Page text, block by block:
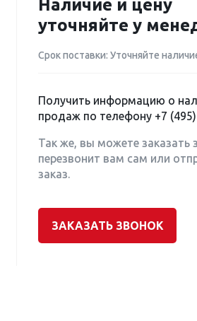
Наличие и цену
уточняйте у
Срок поставки: Уточняйте
Получить информацию о
продаж по телефону +7
Так же, вы можете заказать
перезвонит вам сам или
заказ.
ЗАКАЗАТЬ ЗВОНОК